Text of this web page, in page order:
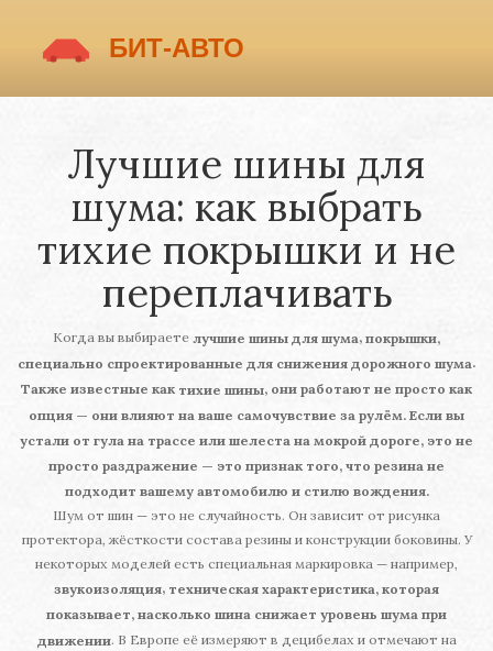
Лучшие шины для
шума: как выбрать
тихие покрышки и не
переплачивать
Когда вы выбираете лучшие шины для шума, покрышки,
специально спроектированные для снижения дорожного шума.
Также известные как тихие шины, они работают не просто как
опция — они влияют на ваше самочувствие за рулём. Если вы
устали от гула на трассе или шелеста на мокрой дороге, это не
просто раздражение — это признак того, что резина не
подходит вашему автомобилю и стилю вождения.
Шум от шин — это не случайность. Он зависит от рисунка
протектора, жёсткости состава резины и конструкции боковины. У
некоторых моделей есть специальная маркировка — например,
звукоизоляция, техническая характеристика, которая
показывает, насколько шина снижает уровень шума при
движении. В Европе её измеряют в децибелах и отмечают на